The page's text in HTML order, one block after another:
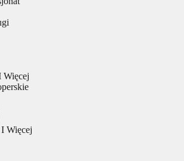
Więcej
Więcej